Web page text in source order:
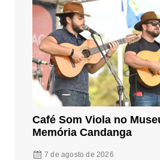
Café Som Viola no
Memória Candanga
7 de agosto de 2026